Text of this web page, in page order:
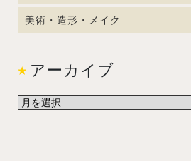
美術・造形・メイク
アーカイブ